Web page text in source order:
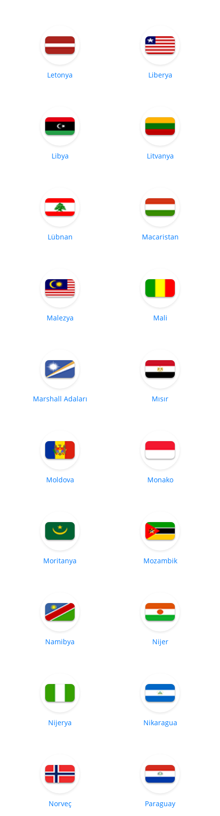
Letonya Liberya
Libya Litvanya
Lübnan Macaristan
Malezya Mali
Marshall Adaları Mısır
Moldova Monako
Moritanya Mozambik
Namibya Nijer
Nijerya Nikaragua
Norveç Paraguay